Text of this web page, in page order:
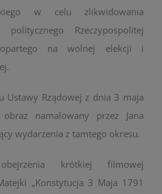
w celu zlikwidowania
Rzeczypospolitej
na wolnej elekcji i
Ustawy Rządowej z dnia 3 maja
namalowany przez Jana
wydarzenia z tamtego okresu.
krótkiej filmowej
„Konstytucja 3 Maja 1791